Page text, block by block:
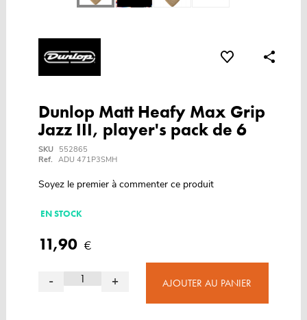
Dunlop Matt Heafy Max Grip
Jazz III, player's pack de 6
SKU
552865
Ref. ADU 471P3SMH
Soyez le premier à commenter ce produit
EN STOCK
11,90 €
- + AJOUTER AU PANIER